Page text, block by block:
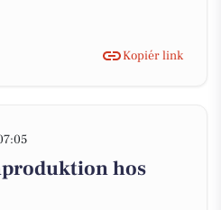
Kopiér link
hos